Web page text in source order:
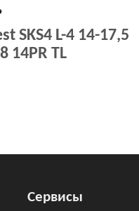
SKS4 L-4 14-17,5
14PR TL
Сервисы